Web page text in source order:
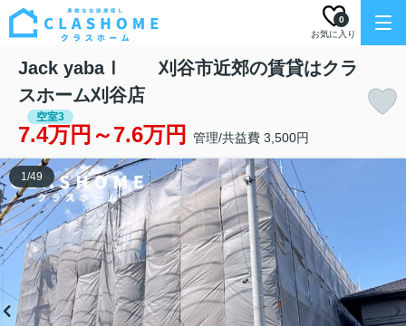
お気に入り
0
Jack yabaⅠ 刈谷市近郊の賃貸はクラ
スホーム刈谷店
空室3
7.4万円～7.6万円 管理/共益費 3,500円
1/49